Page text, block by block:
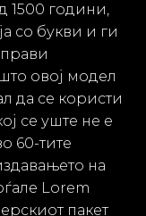
1500 години,
со букви и ги
овој модел
да се користи
се уште не е
60-тите
на
Lorem
пакет